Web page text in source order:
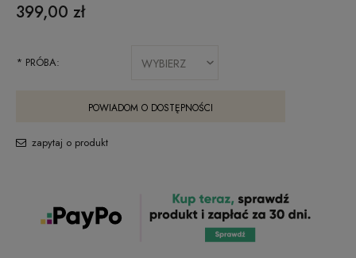
399,00 zł
* PRÓBA:
POWIADOM O DOSTĘPNOŚCI
zapytaj o produkt